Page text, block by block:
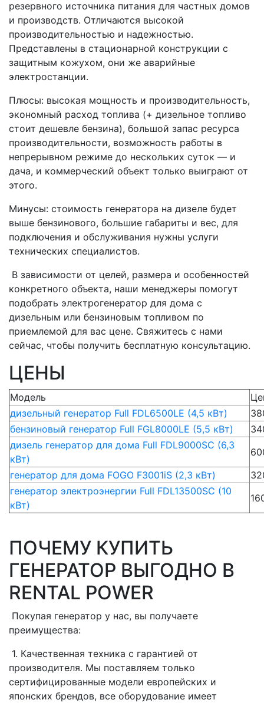
резервного источника питания для частных домов
и производств. Отличаются высокой
производительностью и надежностью.
Представлены в стационарной конструкции с
защитным кожухом, они же аварийные
электростанции.
Плюсы: высокая мощность и производительность,
экономный расход топлива (+ дизельное топливо
стоит дешевле бензина), большой запас ресурса
производительности, возможность работы в
непрерывном режиме до нескольких суток — и
дача, и коммерческий объект только выиграют от
этого.
Минусы: стоимость генератора на дизеле будет
выше бензинового, большие габариты и вес, для
подключения и обслуживания нужны услуги
технических специалистов.
В зависимости от целей, размера и особенностей
конкретного объекта, наши менеджеры помогут
подобрать электрогенератор для дома с
дизельным или бензиновым топливом по
приемлемой для вас цене. Свяжитесь с нами
сейчас, чтобы получить бесплатную консультацию.
ЦЕНЫ
Модель
дизельный генератор Full FDL6500LE (4,5 кВт)
бензиновый генератор Full FGL8000LE (5,5 кВт)
дизель генератор для дома Full FDL9000SC (6,3
кВт)
генератор для дома FOGO F3001iS (2,3 кВт)
генератор электроэнергии Full FDL13500SC (10
кВт)
ПОЧЕМУ КУПИТЬ
ГЕНЕРАТОР ВЫГОДНО В
RENTAL POWER
Покупая генератор у нас, вы получаете
преимущества:
1. Качественная техника с гарантией от
производителя. Мы поставляем только
сертифицированные модели европейских и
японских брендов, все оборудование имеет